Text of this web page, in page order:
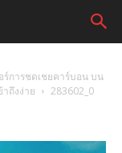
การชดเชยคาร์บอน บน
ถึงง่าย
283602_0